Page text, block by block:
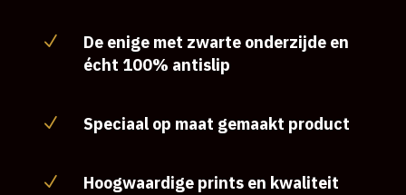
N
De enige met zwarte onderzijde en
écht 100% antislip
N Speciaal op maat gemaakt product
N Hoogwaardige prints en kwaliteit